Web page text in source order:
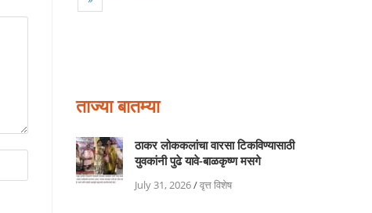
ताज्या बातम्या
ठाकर लोककलांचा वारसा टिकविण्यासाठी
युवकांनी पुढे यावे-बाळकृष्ण मसगे
July 31, 2026/वृत्त विशेष